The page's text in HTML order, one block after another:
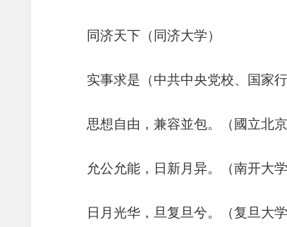
同济天下（同济大学）
实事求是（中共中央党校、国家行
思想自由，兼容並包。（國立北
允公允能，日新月异。（南开大学
日月光华，旦复旦兮。（复旦大学